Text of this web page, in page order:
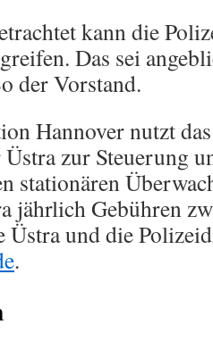
kann die
Das sei
der Vorstand.
Hannover nutzt
zur Steuerung
stationären
jährlich Gebühren
Üstra und die
.